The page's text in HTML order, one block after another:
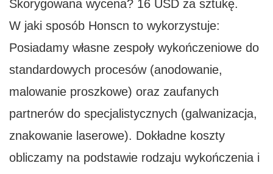
Skorygowana wycena? 16 USD za sztukę.
W jaki sposób Honscn to wykorzystuje:
Posiadamy własne zespoły wykończeniowe do
standardowych procesów (anodowanie,
malowanie proszkowe) oraz zaufanych
partnerów do specjalistycznych (galwanizacja,
znakowanie laserowe). Dokładne koszty
obliczamy na podstawie rodzaju wykończenia i